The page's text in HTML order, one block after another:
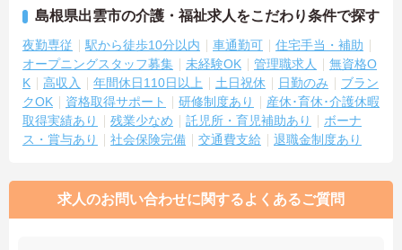
島根県出雲市の介護・福祉求人をこだわり条件で探す
夜勤専従 駅から徒歩10分以内 車通勤可
住宅手当・補助
オープニングスタッフ募集
未経験OK 管理職求人
無資格O
K
高収入 年間休日110日以上 土日祝休 日勤のみ
ブラン
クOK
資格取得サポート 研修制度あり
産休･育休･介護休暇
取得実績あり
残業少なめ 託児所・育児補助あり
ボーナ
ス・賞与あり
社会保険完備 交通費支給 退職金制度あり
求人のお問い合わせに関するよくあるご質問